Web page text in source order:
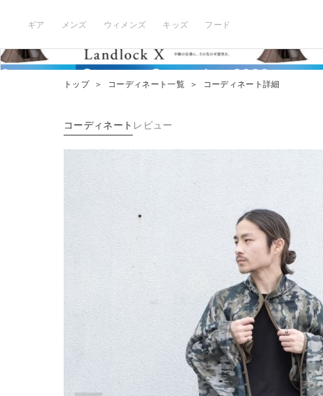
ギア メンズ ウィメンズ キッズ フード
トップ ＞ コーディネート一覧 ＞ コーディネート詳細
コーディネート レビュー